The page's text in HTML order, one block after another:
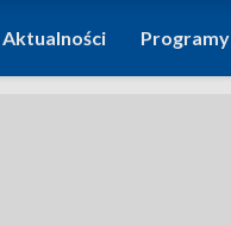
Aktualności Programy